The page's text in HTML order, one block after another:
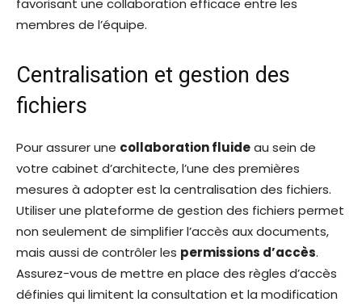
favorisant une collaboration efficace entre les
membres de l’équipe.
Centralisation et gestion des
fichiers
Pour assurer une collaboration fluideau sein de
votre cabinet d’architecte, l’une des premières
mesures à adopter est la centralisation des fichiers.
Utiliser une plateforme de gestion des fichiers permet
non seulement de simplifier l’accès aux documents,
mais aussi de contrôler les permissions d’accès.
Assurez-vous de mettre en place des règles d’accès
définies qui limitent la consultation et la modification